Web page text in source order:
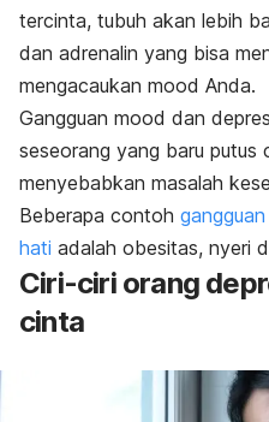
tercinta, tubuh akan lebih
dan adrenalin yang bisa
mengacaukan mood Anda.
Gangguan mood dan
seseorang yang baru putus
menyebabkan masalah
Beberapa contoh
hati adalah obesitas, nyeri
Ciri-ciri orang
cinta